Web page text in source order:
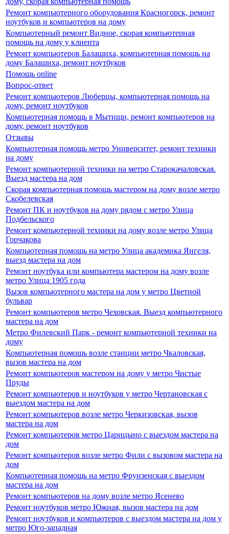
Ремонт компьютерного оборудования Красногорск, ремонт
ноутбуков и компьютеров на дому
Компьютерный ремонт Видное, скорая компьютерная
помощь на дому у клиента
Ремонт компьютеров Балашиха, компьютерная помощь на
дому Балашиха, ремонт ноутбуков
Помощь online
Вопрос-ответ
Ремонт компьютеров Люберцы, компьютерная помощь на
дому, ремонт ноутбуков
Компьютерная помощь в Мытищи, ремонт компьютеров на
дому, ремонт ноутбуков
Отзывы
Компьютерная помощь метро Университет, ремонт техники
на дому
Ремонт компьютерной техники на метро Старокачаловская.
Выезд мастера на дом
Скорая компьютерная помощь мастером на дому возле метро
Скобелевская
Ремонт ПК и ноутбуков на дому рядом с метро Улица
Подбельского
Ремонт компьютерной техники на дому возле метро Улица
Горчакова
Компьютерная помощь на метро Улица академика Янгеля,
выезд мастера на дом
Ремонт ноутбука или компьютера мастером на дому возле
метро Улица 1905 года
Вызов компьютерного мастера на дом у метро Цветной
бульвар
Ремонт компьютеров метро Чеховская. Выезд компьютерного
мастера на дом
Метро Филевский Парк - ремонт компьютерной техники на
дому
Компьютерная помощь возле станции метро Чкаловская,
вызов мастера на дом
Ремонт компьютеров мастером на дому у метро Чистые
Пруды
Ремонт компьютеров и ноутбуков у метро Чертановская с
выездом мастера на дом
Ремонт компьютеров возле метро Черкизовская, вызов
мастера на дом
Ремонт компьютеров метро Царицыно с выездом мастера на
дом
Ремонт компьютеров возле метро Фили с вызовом мастера на
дом
Компьютерная помощь на метро Фрунзенская с выездом
мастера на дом
Ремонт компьютеров на дому возле метро Ясенево
Ремонт ноутбуков метро Южная, вызов мастера на дом
Ремонт ноутбуков и компьютеров с выездом мастера на дом у
метро Юго-западная